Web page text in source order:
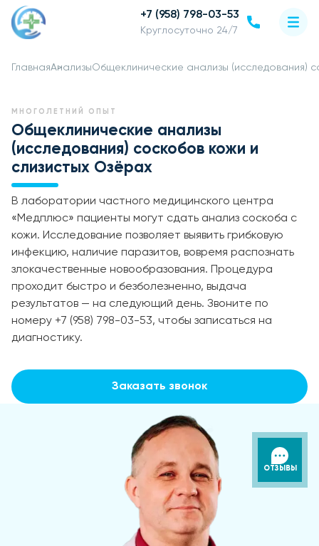
+7 (958) 798-03-53
Круглосуточно 24/7
ГлавнаяАнализыОбщеклинические анализы (исследования)
МНОГОЛЕТНИЙ ОПЫТ
Общеклинические анализы
(исследования) соскобов кожи и
слизистых Озёрах
В лаборатории частного медицинского центра
«Медплюс» пациенты могут сдать анализ соскоба с
кожи. Исследование позволяет выявить грибковую
инфекцию, наличие паразитов, вовремя распознать
злокачественные новообразования. Процедура
проходит быстро и безболезненно, выдача
результатов — на следующий день. Звоните по
номеру +7 (958) 798-03-53, чтобы записаться на
диагностику.
Заказать звонок
ОТЗЫВЫ